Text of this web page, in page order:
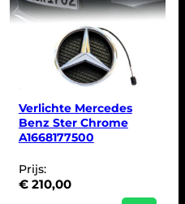
Verlichte Mercedes
Benz Ster Chrome
A1668177500
Prijs:
€210,00